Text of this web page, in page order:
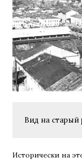
Вид на старый
Исторически на